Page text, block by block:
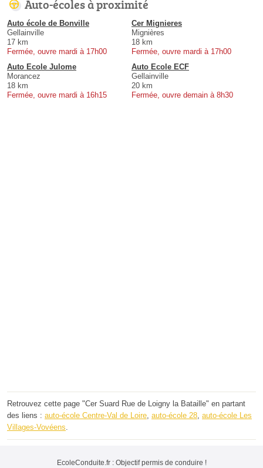
Auto-écoles à proximité
Auto école de Bonville
Gellainville
17 km
Fermée, ouvre mardi à 17h00
Cer Mignieres
Mignières
18 km
Fermée, ouvre mardi à 17h00
Auto Ecole Julome
Morancez
18 km
Fermée, ouvre mardi à 16h15
Auto Ecole ECF
Gellainville
20 km
Fermée, ouvre demain à 8h30
Retrouvez cette page "Cer Suard Rue de Loigny la Bataille" en partant
des liens : auto-école Centre-Val de Loire, auto-école 28, auto-école Les
Villages-Vovéens.
EcoleConduite.fr : Objectif permis de conduire !